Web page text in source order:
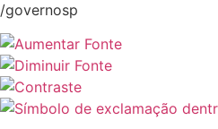
/governosp